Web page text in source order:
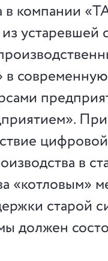
в компании
устаревшей
в
«котловым»
старой
должен